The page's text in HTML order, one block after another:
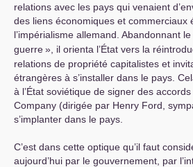
relations avec les pays qui venaient
des liens économiques et commerciaux
l’impérialisme allemand. Abandonnant le
guerre», il orienta l’État vers la
relations de propriété capitalistes et
étrangères à s’installer dans le pays.
à l’État soviétique de signer des
Company (dirigée par Henry Ford,
s’implanter dans le pays.
C’est dans cette optique qu’il faut
aujourd’hui par le gouvernement, par